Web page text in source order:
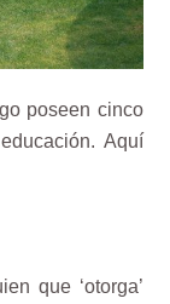
poseen cinco
Aquí
que ‘otorga’